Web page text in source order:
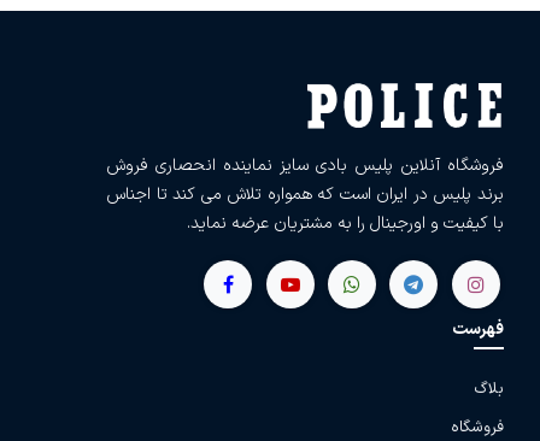
فروشگاه آنلاین پلیس بادی سایز نماینده انحصاری فروش
برند پلیس در ایران است که همواره تلاش می کند تا اجناس
با کیفیت و اورجینال را به مشتریان عرضه نماید.
فهرست
بلاگ
فروشگاه